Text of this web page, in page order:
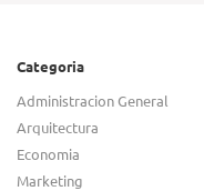
Categoria
Administracion General
Arquitectura
Economia
Marketing